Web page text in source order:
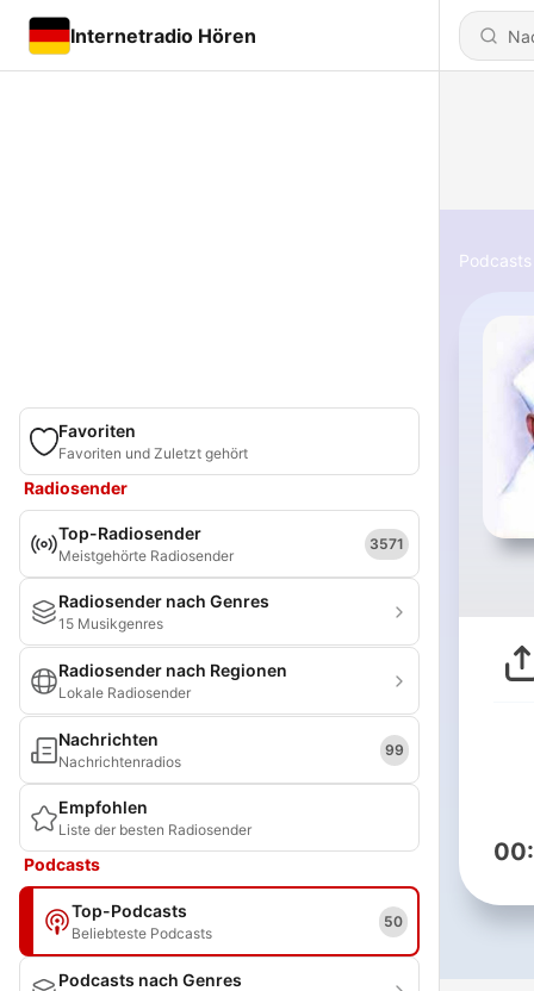
Internetradio Hören
Favoriten
Favoriten und Zuletzt gehört
Radiosender
Top-Radiosender
Meistgehörte Radiosender
3571
Radiosender nach Genres
15 Musikgenres
Radiosender nach Regionen
Lokale Radiosender
Nachrichten
Nachrichtenradios
99
Empfohlen
Liste der besten Radiosender
Podcasts
Top-Podcasts
Beliebteste Podcasts
50
Podcasts nach Genres
Podcasts